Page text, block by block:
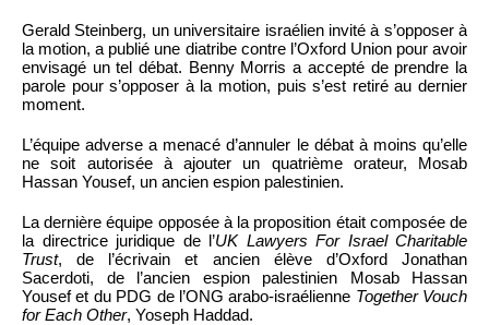
Gerald Steinberg, un universitaire israélien invité à s’opposer à
la motion, a publié une diatribe contre l’Oxford Union pour avoir
envisagé un tel débat. Benny Morris a accepté de prendre la
parole pour s’opposer à la motion, puis s’est retiré au dernier
moment.
L’équipe adverse a menacé d’annuler le débat à moins qu’elle
ne soit autorisée à ajouter un quatrième orateur, Mosab
Hassan Yousef, un ancien espion palestinien.
La dernière équipe opposée à la proposition était composée de
la directrice juridique de l’UK Lawyers For Israel Charitable
Trust, de l’écrivain et ancien élève d’Oxford Jonathan
Sacerdoti, de l’ancien espion palestinien Mosab Hassan
Yousef et du PDG de l’ONG arabo-israélienne Together Vouch
for Each Other, Yoseph Haddad.